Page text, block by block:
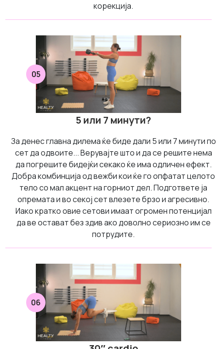
корекција.
05
5 или 7 минути?
За денес главна дилема ќе биде дали 5 или 7 минути по
сет да одвоите... Верувајте што и да се решите нема
да погрешите бидејќи секако ќе има одличен ефект.
Добра комбинција од вежби кои ќе го опфатат целото
тело со мал акцент на горниот дел. Подгответе ја
опремата и во секој сет влезете брзо и агресивно.
Иако кратко овие сетови имаат огромен потенцијал
да ве остават без здив ако доволно сериозно им се
потрудите.
06